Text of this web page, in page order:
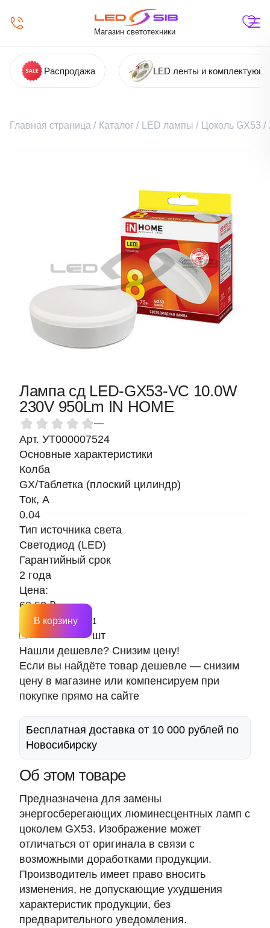
Магазин светотехники
Распродажа LED ленты и
Главная страница / Каталог / LED лампы / Цоколь GX53 /
Лампа сд LED-GX53-VC 10.0W
230V 950Lm IN HOME
—
Арт. УТ000007524
Основные характеристики
Колба
GX/Таблетка (плоский цилиндр)
Ток, A
0.04
Тип источника света
Светодиод (LED)
Гарантийный срок
2 года
Цена:
68.53 ₽
шт
В корзину
Нашли дешевле? Снизим цену!
Если вы найдёте товар дешевле — снизим
цену в магазине или компенсируем при
покупке прямо на сайте
Бесплатная доставка от 10 000 рублей по
Новосибирску
Об этом товаре
Предназначена для замены
энергосберегающих люминесцентных ламп c
цоколем GX53. Изображение может
отличаться от оригинала в связи с
возможными доработками продукции.
Производитель имеет право вносить
изменения, не допускающие ухудшения
характеристик продукции, без
предварительного уведомления.